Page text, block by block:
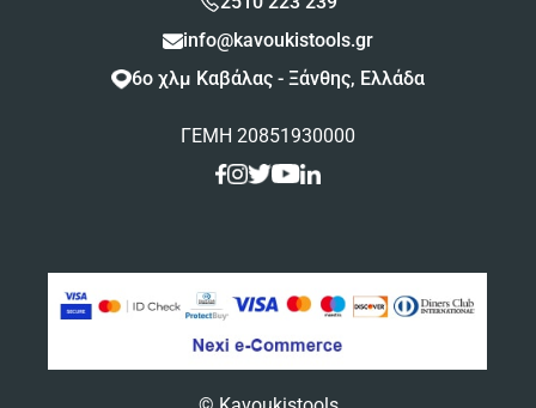
info@kavoukistools.gr
6ο χλμ Καβάλας - Ξάνθης, Ελλάδα
ΓΕΜΗ 20851930000